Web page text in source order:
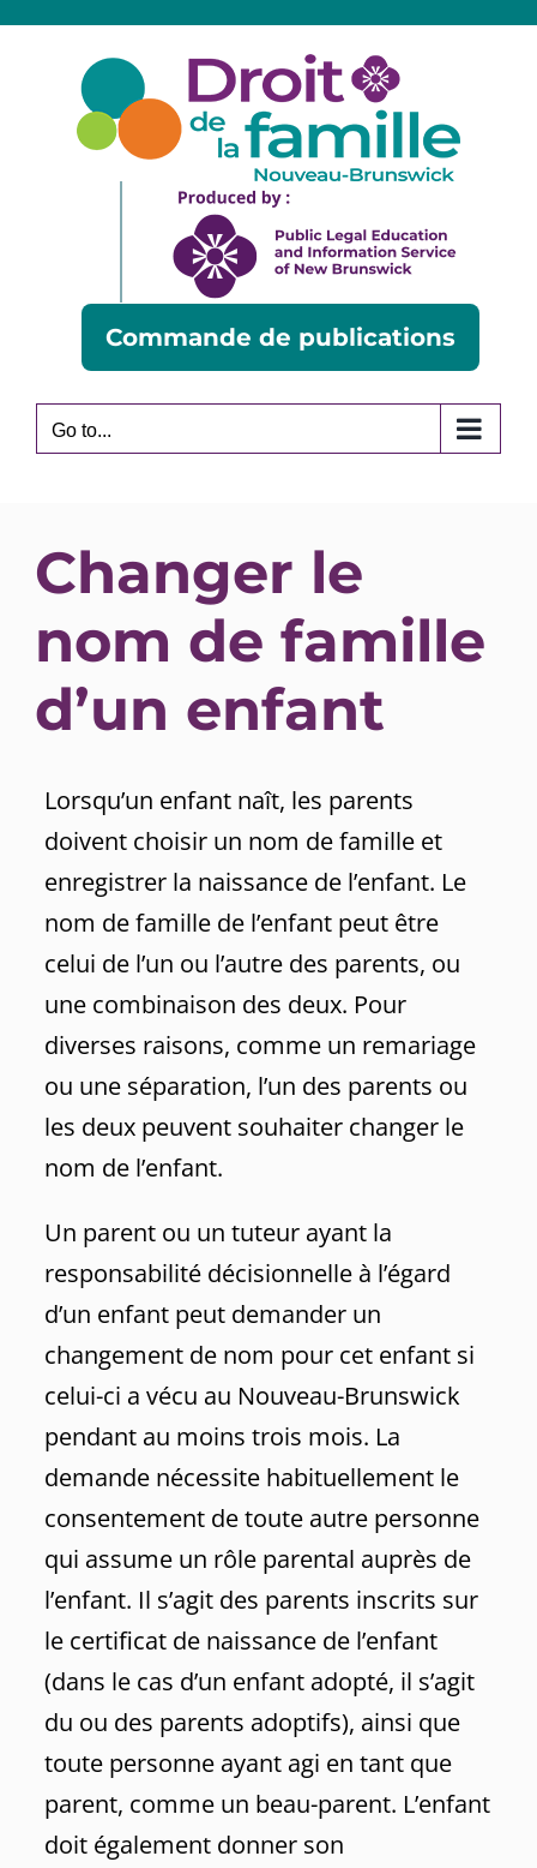
Skip
content
Commande de publications
Go to...
Changer le
nom de famille
d’un enfant
Lorsqu’un enfant naît, les parents
doivent choisir un nom de famille et
enregistrer la naissance de l’enfant. Le
nom de famille de l’enfant peut être
celui de l’un ou l’autre des parents, ou
une combinaison des deux. Pour
diverses raisons, comme un remariage
ou une séparation, l’un des parents ou
les deux peuvent souhaiter changer le
nom de l’enfant.
Un parent ou un tuteur ayant la
responsabilité décisionnelle à l’égard
d’un enfant peut demander un
changement de nom pour cet enfant si
celui-ci a vécu au Nouveau-Brunswick
pendant au moins trois mois. La
demande nécessite habituellement le
consentement de toute autre personne
qui assume un rôle parental auprès de
l’enfant. Il s’agit des parents inscrits sur
le certificat de naissance de l’enfant
(dans le cas d’un enfant adopté, il s’agit
du ou des parents adoptifs), ainsi que
toute personne ayant agi en tant que
parent, comme un beau-parent. L’enfant
doit également donner son